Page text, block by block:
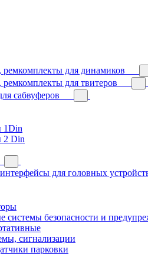
ремкомплекты для динамиков
ремкомплекты для твитеров
сабвуферов
1Din
2 Din
для головных
системы безопасности и
сигнализации
парковки